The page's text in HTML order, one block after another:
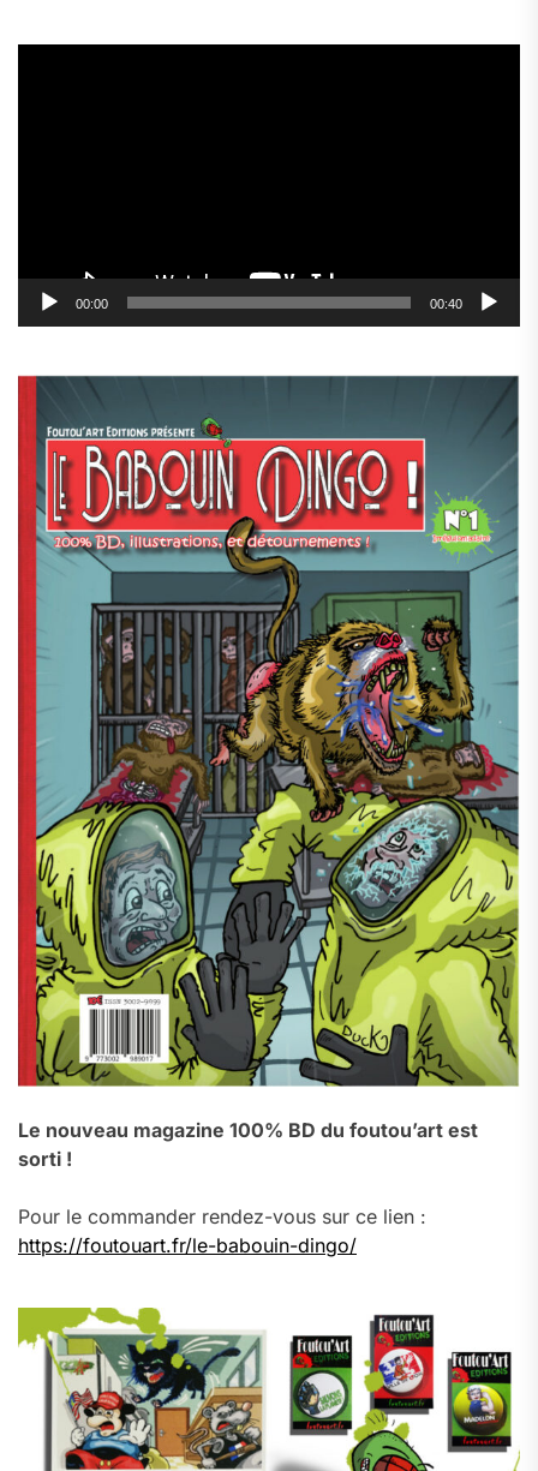
00:00 00:40
Le nouveau magazine 100% BD du foutou’art est
sorti !
Pour le commander rendez-vous sur ce lien :
https://foutouart.fr/le-babouin-dingo/